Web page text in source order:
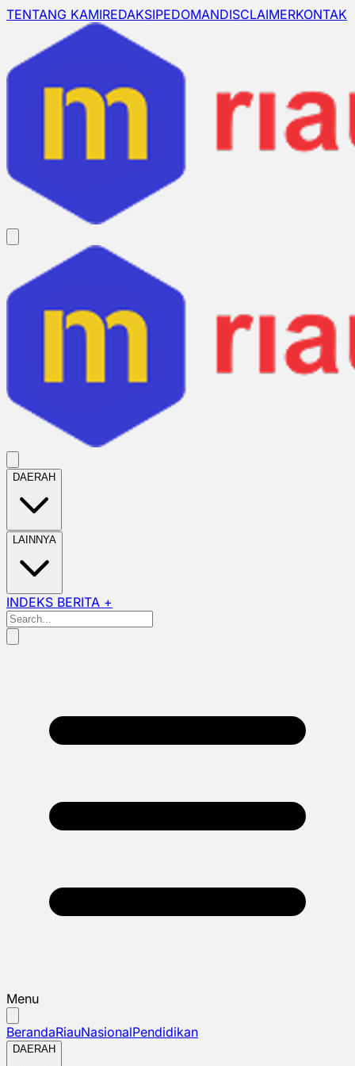
TENTANG KAMIREDAKSIPEDOMANDISCLAIMERKONTAK
DAERAH
LAINNYA
INDEKS BERITA +
Menu
BerandaRiauNasionalPendidikan
DAERAH